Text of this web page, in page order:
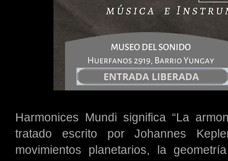
Harmonices Mundi significa “La
tratado escrito por Johannes
movimientos planetarios, la